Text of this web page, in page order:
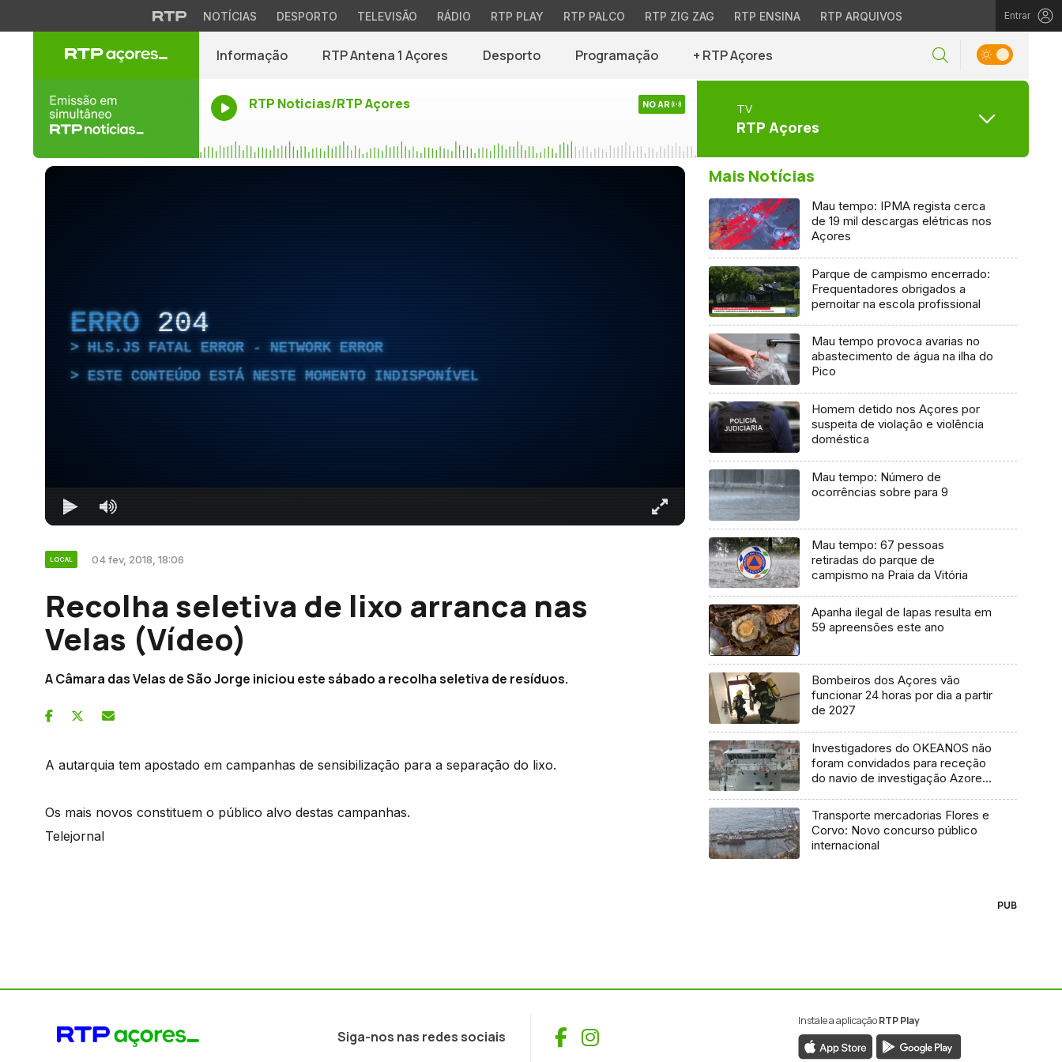
NOTÍCIAS DESPORTO TELEVISÃO RÁDIO RTP PLAY RTP PALCO RTP ZIG ZAG RTP ENSINA RTP ARQUIVOS Entrar
Informação RTP Antena 1 Açores Desporto Programação + RTP Açores
RTP Noticias/RTP Açores NO AR TV
RTP Açores
ERRO 204
HLS.JS FATAL ERROR - NETWORK ERROR
ESTE CONTEÚDO ESTÁ NESTE MOMENTO INDISPONÍVEL
LOCAL 04 fev, 2018, 18:06
Recolha seletiva de lixo arranca nas
Velas (Vídeo)
A Câmara das Velas de São Jorge iniciou este sábado a recolha seletiva de resíduos.
A autarquia tem apostado em campanhas de sensibilização para a separação do lixo.
Os mais novos constituem o público alvo destas campanhas.
Telejornal
Mais Notícias
Mau tempo: IPMA regista cerca
de 19 mil descargas elétricas nos
Açores
Parque de campismo encerrado:
Frequentadores obrigados a
pernoitar na escola profissional
Mau tempo provoca avarias no
abastecimento de água na ilha do
Pico
Homem detido nos Açores por
suspeita de violação e violência
doméstica
Mau tempo: Número de
ocorrências sobre para 9
Mau tempo: 67 pessoas
retiradas do parque de
campismo na Praia da Vitória
Apanha ilegal de lapas resulta em
59 apreensões este ano
Bombeiros dos Açores vão
funcionar 24 horas por dia a partir
de 2027
Investigadores do OKEANOS não
foram convidados para receção
do navio de investigação Azores
Transporte mercadorias Flores e
Corvo: Novo concurso público
internacional
PUB
Siga-nos nas redes sociais Facebook
Instagram
Instale a aplicaçãoRTP Play